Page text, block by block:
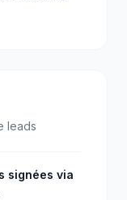
leads
signées via